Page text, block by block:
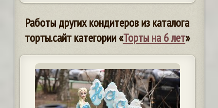
Работы других кондитеров из каталога
торты.сайт категории «Торты на 6 лет»